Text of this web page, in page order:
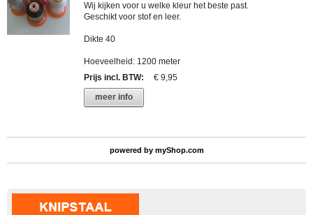
Wij kijken voor u welke kleur het beste past.
Geschikt voor stof en leer.
Dikte 40
Hoeveelheid: 1200 meter
Prijs incl. BTW:
€ 9,95
meer info
powered by myShop.com